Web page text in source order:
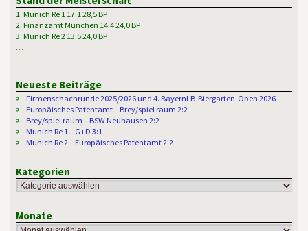
1. Munich Re 1 17:1 28,5 BP
2. Finanzamt München 14:4 24,0 BP
3. Munich Re 2 13:5 24,0 BP
…
Neueste Beiträge
Firmenschachrunde 2025/2026 und 4. BayernLB-Biergarten-Open 2026
Europäisches Patentamt – Brey/spiel raum 2:2
Brey/spiel raum – BSW Neuhausen 2:2
Munich Re 1 – G+D 3:1
Munich Re 2 – Europäisches Patentamt 2:2
Kategorien
Monate